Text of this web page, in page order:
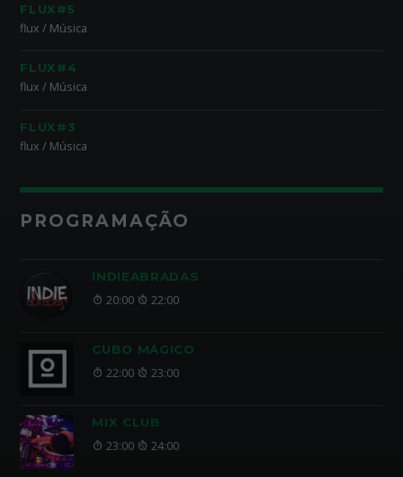
FLUX#5
flux / Música
FLUX#4
flux / Música
FLUX#3
flux / Música
PROGRAMAÇÃO
INDIEABRADAS
20:00 22:00
CUBO MÁGICO
22:00 23:00
MIX CLUB
23:00 24:00